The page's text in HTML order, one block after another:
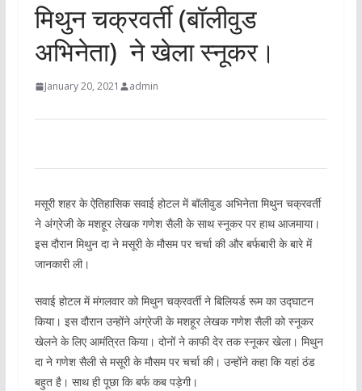
मिथुन चक्रवर्ती (बॉलीवुड
अभिनेता) ने खेला स्नूकर।
January 20, 2021 admin
मसूरी शहर के ऐतिहासिक सवाई होटल में बॉलीवुड अभिनेता मिथुन चक्रवर्ती
ने अंग्रेजी के मशहूर लेखक गणेश सैली के साथ स्नूकर पर हाथ आजमाया।
इस दौरान मिथुन दा ने मसूरी के मौसम पर चर्चा की और बर्फबारी के बारे में
जानकारी ली।
सवाई होटल में मंगलवार को मिथुन चक्रवर्ती ने बिलियर्ड रूम का उद्घाटन
किया। इस दौरान उन्होंने अंग्रेजी के मशहूर लेखक गणेश सैली को स्नूकर
खेलने के लिए आमंत्रित किया। दोनों ने काफी देर तक स्नूकर खेला। मिथुन
दा ने गणेश सैली से मसूरी के मौसम पर चर्चा की। उन्होंने कहा कि यहां ठंड
बहुत है। साथ ही पूछा कि बर्फ कब पड़ेगी।